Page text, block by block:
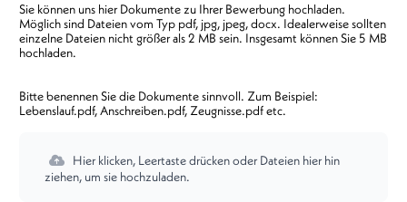
Sie können uns hier Dokumente zu Ihrer Bewerbung hochladen.
Möglich sind Dateien vom Typ pdf, jpg, jpeg, docx. Idealerweise sollten
einzelne Dateien nicht größer als 2 MB sein. Insgesamt können Sie 5 MB
hochladen.
Bitte benennen Sie die Dokumente sinnvoll. Zum Beispiel:
Lebenslauf.pdf, Anschreiben.pdf, Zeugnisse.pdf etc.
Hier klicken, Leertaste drücken oder Dateien hier hin
ziehen, um sie hochzuladen.